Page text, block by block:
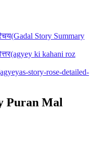
Story Summary
ki kahani roz
story-rose-detailed-
Puran Mal